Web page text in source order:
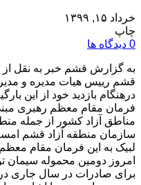
خرداد ۱۵, ۱۳۹۹
چاپ
0 دیدگاه ها
به گزارش قشم خبر به نقل
قشم رییس هیات مدیره و
درهنگام بازدید خود از این
مناطق آزاد کشور از جمله
سازمان منطقه آزاد قشم
لبیک به این فرمان مقام
امروز دومین محموله سیمان
برای صادرات در سال جاری